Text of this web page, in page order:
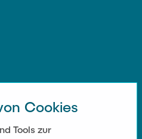
Cookies
Tools zur